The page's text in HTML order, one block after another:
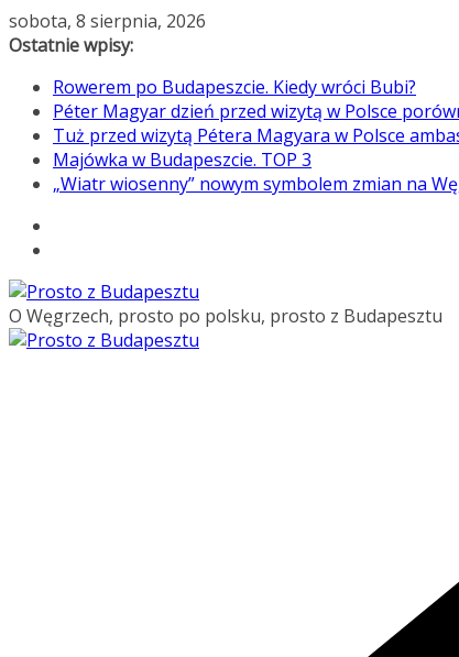
Przejdź
do
sobota, 8 sierpnia, 2026
Ostatnie wpisy:
Rowerem po Budapeszcie. Kiedy wróci Bubi?
Péter Magyar dzień przed wizytą w Polsce
Tuż przed wizytą Pétera Magyara w Polsce
Majówka w Budapeszcie. TOP 3
„Wiatr wiosenny” nowym symbolem zmian na
O Węgrzech, prosto po polsku, prosto z Budapesztu